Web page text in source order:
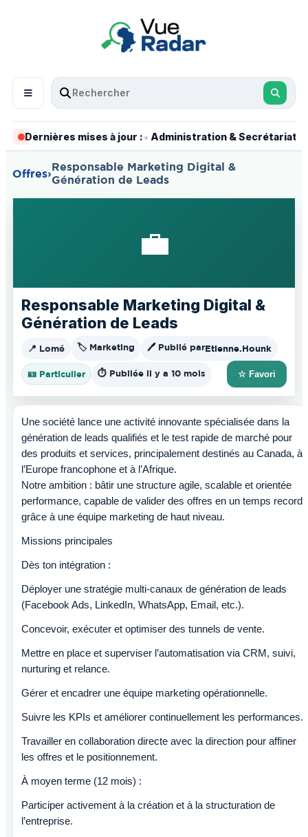
Dernières mises à jour :• Administration & Secrétariat
Offres›
Responsable Marketing Digital &
Génération de Leads
💼
Responsable Marketing Digital &
Génération de Leads
📍 Lomé 🏷️ Marketing 🖊️ Publié parEtienne.Hounk
🪪 Particulier ⏱️ Publiée il y a 10 mois ☆ Favori
Une société lance une activité innovante spécialisée dans la
génération de leads qualifiés et le test rapide de marché pour
des produits et services, principalement destinés au Canada, à
l’Europe francophone et à l’Afrique.
Notre ambition : bâtir une structure agile, scalable et orientée
performance, capable de valider des offres en un temps record
grâce à une équipe marketing de haut niveau.
Missions principales
Dès ton intégration :
Déployer une stratégie multi-canaux de génération de leads
(Facebook Ads, LinkedIn, WhatsApp, Email, etc.).
Concevoir, exécuter et optimiser des tunnels de vente.
Mettre en place et superviser l’automatisation via CRM, suivi,
nurturing et relance.
Gérer et encadrer une équipe marketing opérationnelle.
Suivre les KPIs et améliorer continuellement les performances.
Travailler en collaboration directe avec la direction pour affiner
les offres et le positionnement.
À moyen terme (12 mois) :
Participer activement à la création et à la structuration de
l’entreprise.